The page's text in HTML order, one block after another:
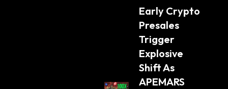
Early Crypto
Presales
Trigger
Explosive
Shift As
APEMARS